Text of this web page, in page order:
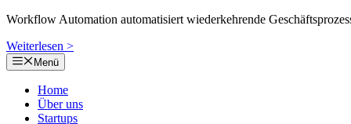
Workflow Automation automatisiert wiederkehrende
Weiterlesen >
Menü
Home
Über uns
Startups